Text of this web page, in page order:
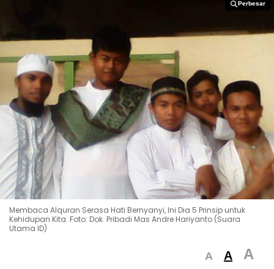
Perbesar
Perbesar
Membaca Alquran Serasa Hati Bernyanyi, Ini Dia 5 Prinsip untuk
Kehidupan Kita. Foto: Dok. Pribadi Mas Andre Hariyanto (Suara
Utama ID)
A A A